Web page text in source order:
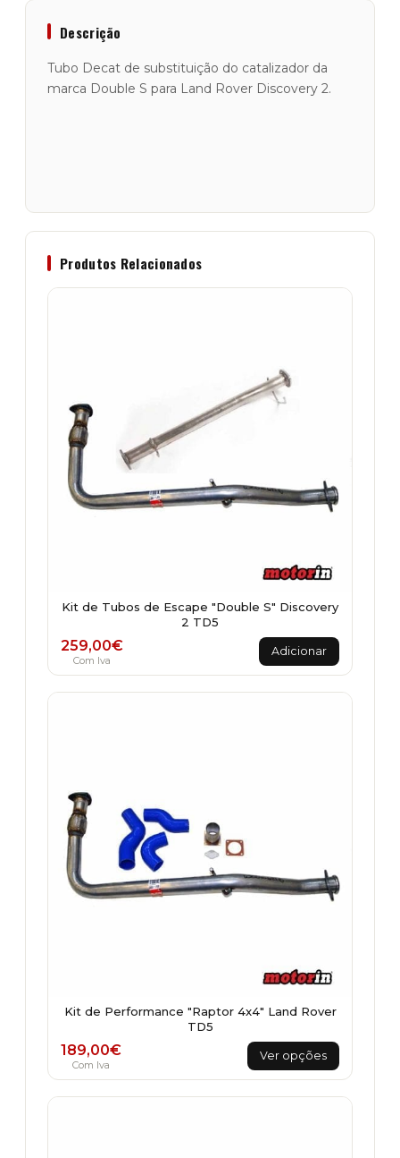
Catalizador
"Double
S"
Discovery
Descrição
Tubo Decat de substituição do catalizador da
marca Double S para Land Rover Discovery 2.
Produtos Relacionados
Kit de Tubos de Escape "Double S" Discovery
2 TD5
259,00€
Com Iva
Adicionar
Kit de Performance "Raptor 4x4" Land Rover
TD5
189,00€
Com Iva
Ver opções
This
product
has
multiple